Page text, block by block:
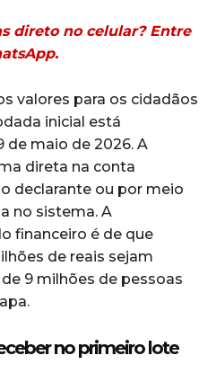
direto no celular? Entre
valores para os cidadãos
inicial está
de maio de 2026. A
direta na conta
declarante ou por meio
no sistema. A
financeiro é de que
de reais sejam
9 milhões de pessoas
no primeiro lote